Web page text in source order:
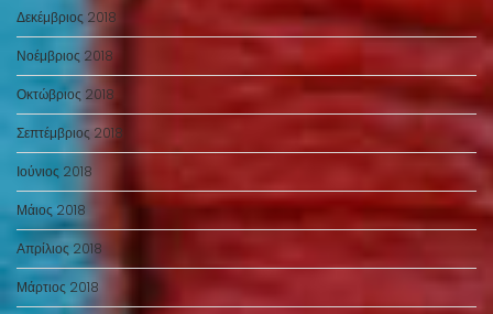
Δεκέμβριος 2018
Νοέμβριος 2018
Οκτώβριος 2018
Σεπτέμβριος 2018
Ιούνιος 2018
Μάιος 2018
Απρίλιος 2018
Μάρτιος 2018